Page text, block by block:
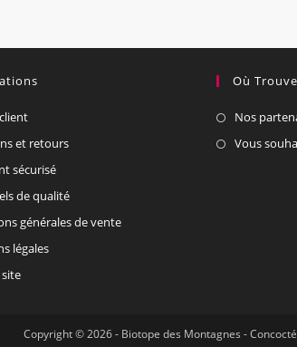
et retours
sécurisé
de qualité
générales de vente
légales
Où
Nos
Vous
Copyright © 2026 - Biotope des Montagnes -